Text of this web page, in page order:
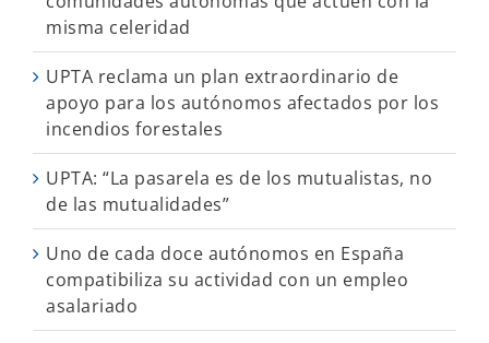
misma celeridad
UPTA reclama un plan extraordinario de
apoyo para los autónomos afectados por los
incendios forestales
UPTA: “La pasarela es de los mutualistas, no
de las mutualidades”
Uno de cada doce autónomos en España
compatibiliza su actividad con un empleo
asalariado